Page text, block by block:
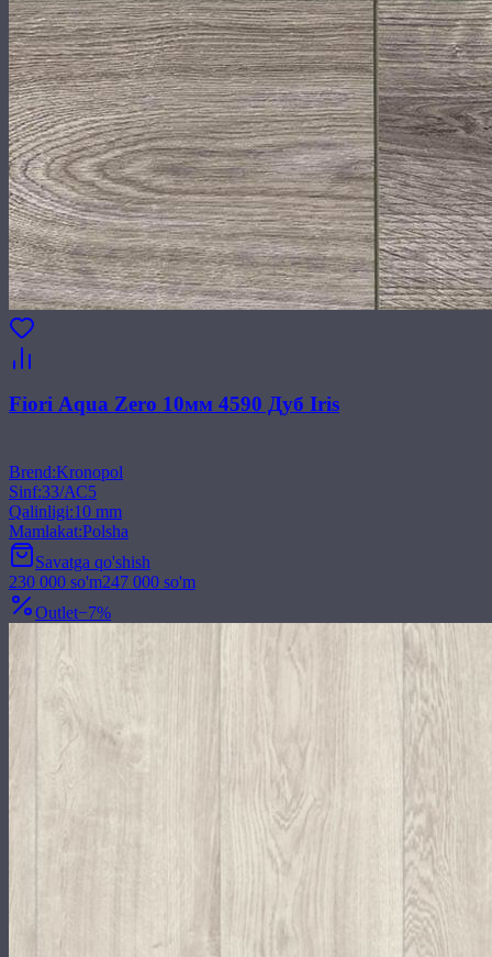
Fiori Aqua Zero 10мм 4590 Дуб Iris
Brend:Kronopol
Sinf:33/АС5
Qalinligi:10 mm
Mamlakat:Polsha
Savatga qo'shish
230 000 so'm247 000 so'm
Outlet−7%